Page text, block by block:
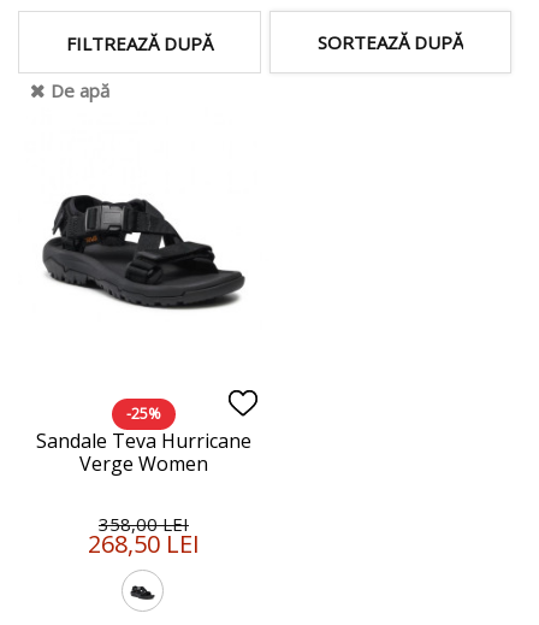
SORTEAZĂ DUPĂ
-25%
Sandale Teva Hurricane
Verge Women
358,00 LEI
268,50 LEI
FILTREAZĂ DUPĂ
De apă